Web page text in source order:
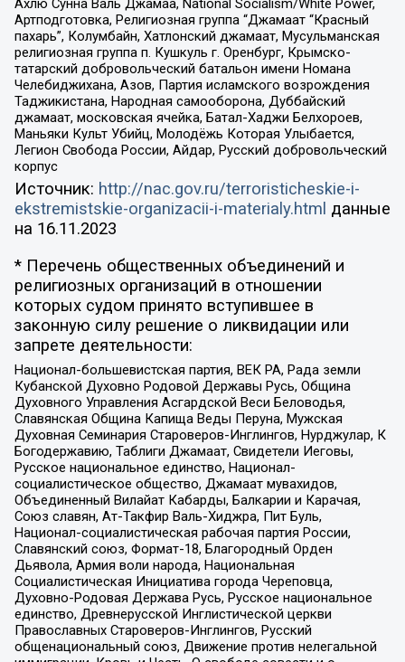
Ахлю Сунна Валь Джамаа, National Socialism/White Power,
Артподготовка, Религиозная группа “Джамаат “Красный
пахарь”, Колумбайн, Хатлонский джамаат, Мусульманская
религиозная группа п. Кушкуль г. Оренбург, Крымско-
татарский добровольческий батальон имени Номана
Челебиджихана, Азов, Партия исламского возрождения
Таджикистана, Народная самооборона, Дуббайский
джамаат, московская ячейка, Батал-Хаджи Белхороев,
Маньяки Культ Убийц, Молодёжь Которая Улыбается,
Легион Свобода России, Айдар, Русский добровольческий
корпус
Источник: http://nac.gov.ru/terroristicheskie-i-
ekstremistskie-organizacii-i-materialy.html данные
на 16.11.2023
* Перечень общественных объединений и
религиозных организаций в отношении
которых судом принято вступившее в
законную силу решение о ликвидации или
запрете деятельности:
Национал-большевистская партия, ВЕК РА, Рада земли
Кубанской Духовно Родовой Державы Русь, Община
Духовного Управления Асгардской Веси Беловодья,
Славянская Община Капища Веды Перуна, Мужская
Духовная Семинария Староверов-Инглингов, Нурджулар, К
Богодержавию, Таблиги Джамаат, Свидетели Иеговы,
Русское национальное единство, Национал-
социалистическое общество, Джамаат мувахидов,
Объединенный Вилайат Кабарды, Балкарии и Карачая,
Союз славян, Ат-Такфир Валь-Хиджра, Пит Буль,
Национал-социалистическая рабочая партия России,
Славянский союз, Формат-18, Благородный Орден
Дьявола, Армия воли народа, Национальная
Социалистическая Инициатива города Череповца,
Духовно-Родовая Держава Русь, Русское национальное
единство, Древнерусской Инглистической церкви
Православных Староверов-Инглингов, Русский
общенациональный союз, Движение против нелегальной